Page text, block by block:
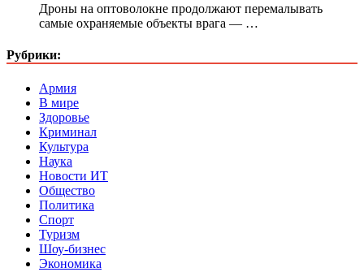
Дроны на оптоволокне продолжают перемалывать
самые охраняемые объекты врага — …
Рубрики:
Армия
В мире
Здоровье
Криминал
Культура
Наука
Новости ИТ
Общество
Политика
Спорт
Туризм
Шоу-бизнес
Экономика